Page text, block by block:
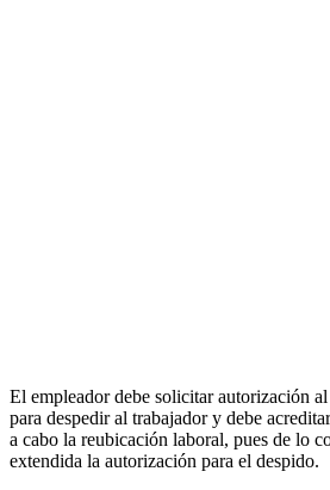
El empleador debe solicitar autorización
para despedir al trabajador y debe
a cabo la reubicación laboral, pues de lo
extendida la autorización para el despido.